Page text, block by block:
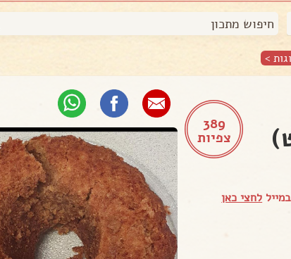
>
389
צפיות
לחצי כאן